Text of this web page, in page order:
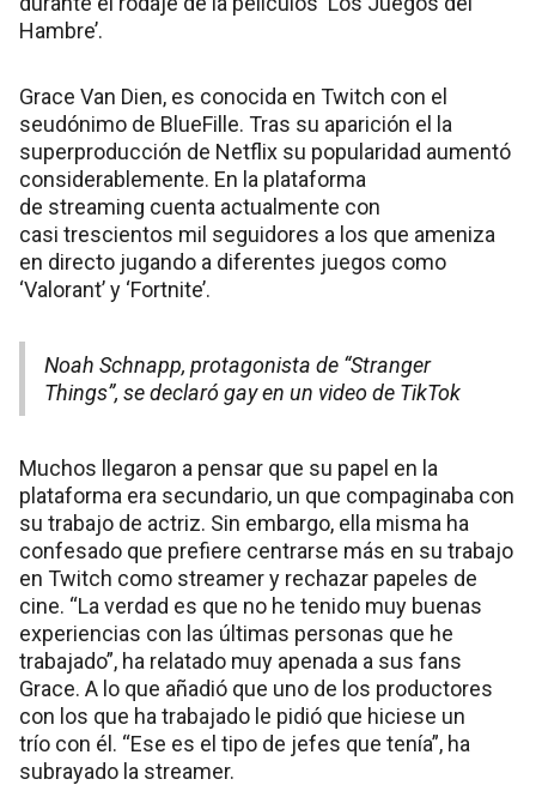
Hambre’.
Grace Van Dien, es conocida en Twitch con el
seudónimo de BlueFille. Tras su aparición el la
superproducción de Netflix su popularidad aumentó
considerablemente. En la plataforma
de streaming cuenta actualmente con
casi trescientos mil seguidores a los que ameniza
en directo jugando a diferentes juegos como
‘Valorant’ y ‘Fortnite’.
Noah Schnapp, protagonista de “Stranger
Things”, se declaró gay en un video de TikTok
Muchos llegaron a pensar que su papel en la
plataforma era secundario, un que compaginaba con
su trabajo de actriz. Sin embargo, ella misma ha
confesado que prefiere centrarse más en su trabajo
en Twitch como streamer y rechazar papeles de
cine. “La verdad es que no he tenido muy buenas
experiencias con las últimas personas que he
trabajado”, ha relatado muy apenada a sus fans
Grace. A lo que añadió que uno de los productores
con los que ha trabajado le pidió que hiciese un
trío con él. “Ese es el tipo de jefes que tenía”, ha
subrayado la streamer.